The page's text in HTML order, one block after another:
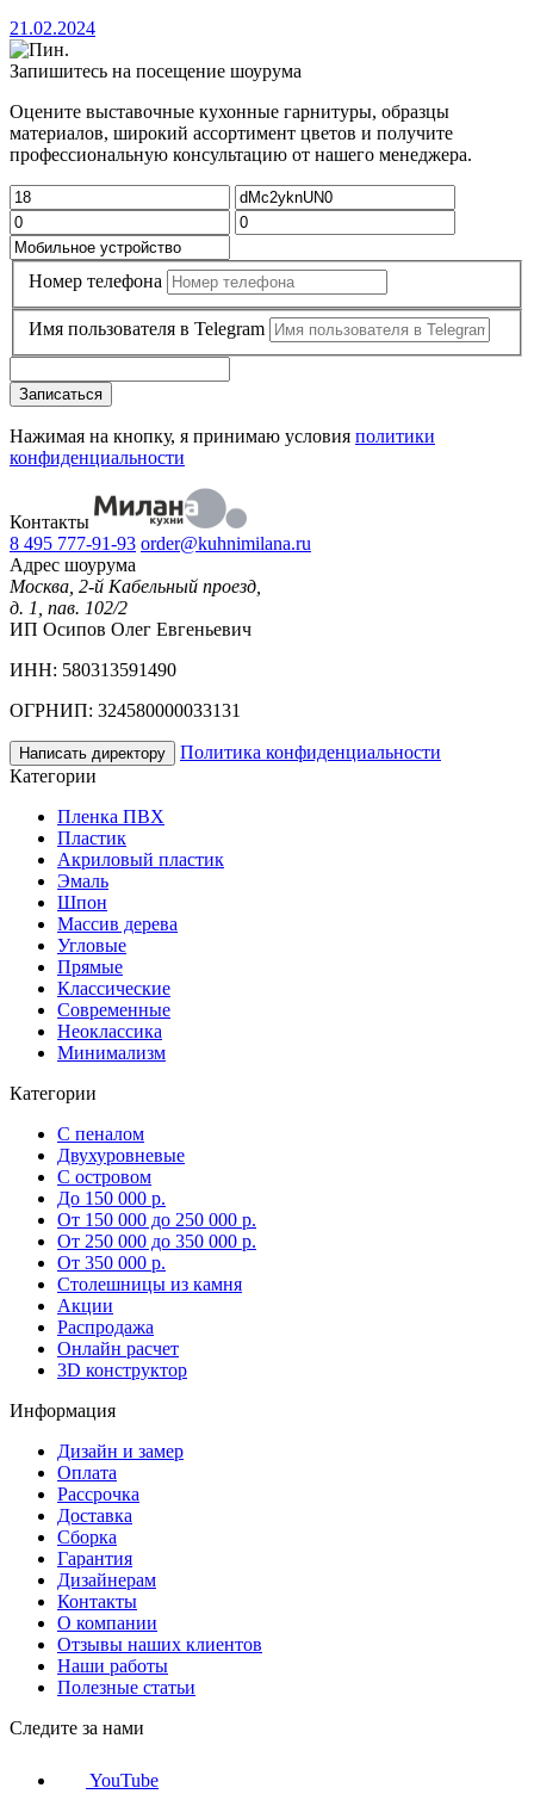
21.02.2024
Запишитесь на посещение шоурума
Оцените выставочные кухонные гарнитуры, образцы
материалов, широкий ассортимент цветов и получите
профессиональную консультацию от нашего менеджера.
Номер телефона
Имя пользователя в Telegram
Записаться
Нажимая на кнопку, я принимаю условия политики
конфиденциальности
Контакты
8 495 777-91-93 order@kuhnimilana.ru
Адрес шоурума
Москва, 2-й Кабельный проезд,
д. 1, пав. 102/2
ИП Осипов Олег Евгеньевич
ИНН: 580313591490
ОГРНИП: 324580000033131
Написать директору
Политика конфиденциальности
Категории
Пленка ПВХ
Пластик
Акриловый пластик
Эмаль
Шпон
Массив дерева
Угловые
Прямые
Классические
Современные
Неоклассика
Минимализм
Категории
С пеналом
Двухуровневые
С островом
До 150 000 р.
От 150 000 до 250 000 р.
От 250 000 до 350 000 р.
От 350 000 р.
Столешницы из камня
Акции
Распродажа
Онлайн расчет
3D конструктор
Информация
Дизайн и замер
Оплата
Рассрочка
Доставка
Сборка
Гарантия
Дизайнерам
Контакты
О компании
Отзывы наших клиентов
Наши работы
Полезные статьи
Следите за нами
YouTube